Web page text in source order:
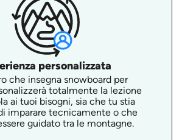
personalizzata
che insegna snowboard per
totalmente la lezione
ai tuoi bisogni, sia che tu stia
imparare tecnicamente o che
guidato tra le montagne.